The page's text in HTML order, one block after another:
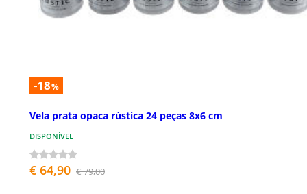
-18%
Vela prata opaca rústica 24 peças 8x6 cm
DISPONÍVEL
€ 64,90 € 79,00